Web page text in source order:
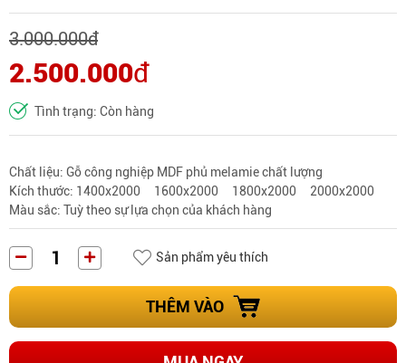
3.000.000đ
2.500.000đ
Tình trạng: Còn hàng
Chất liệu: Gỗ công nghiệp MDF phủ melamie chất lượng
Kích thước: 1400x2000 1600x2000 1800x2000 2000x2000
Màu sắc: Tuỳ theo sự lựa chọn của khách hàng
Sản phẩm yêu thích
THÊM VÀO